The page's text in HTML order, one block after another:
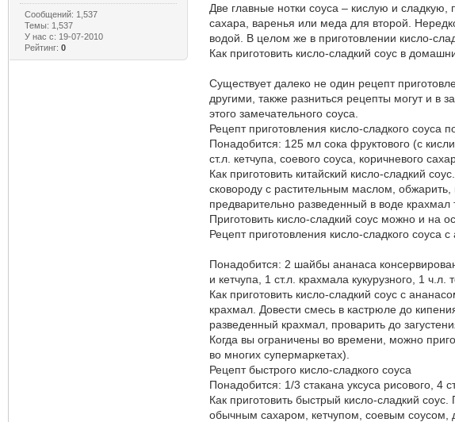
Сообщений: 1,537
Темы: 1,537
У нас с: 19-07-2010
Рейтинг:0
Две главные нотки соуса – кислую и
сахара, варенья или меда для второй.
водой. В целом же в приготовлении кисло-
Как приготовить кисло-сладкий соус в
Существует далеко не один рецепт
другими, также разниться рецепты могут и в
этого замечательного соуса.
Рецепт приготовления кисло-сладкого соуса
Понадобится: 125 мл сока фруктового (с
ст.л. кетчупа, соевого соуса, коричневого
Как приготовить китайский кисло-сладкий
сковороду с растительным маслом, обжарить,
предварительно разведенный в воде крахмал
Приготовить кисло-сладкий соус можно и на
Рецепт приготовления кисло-сладкого соуса
Понадобится: 2 шайбы ананаса
и кетчупа, 1 ст.л. крахмала кукурузного, 1 ч.л.
Как приготовить кисло-сладкий соус с
крахмал. Довести смесь в кастрюле до
разведенный крахмал, проварить до
Когда вы ограничены во времени, можно
во многих супермаркетах).
Рецепт быстрого кисло-сладкого соуса
Понадобится: 1/3 стакана уксуса рисового, 4
Как приготовить быстрый кисло-сладкий
обычным сахаром, кетчупом, соевым соусом,